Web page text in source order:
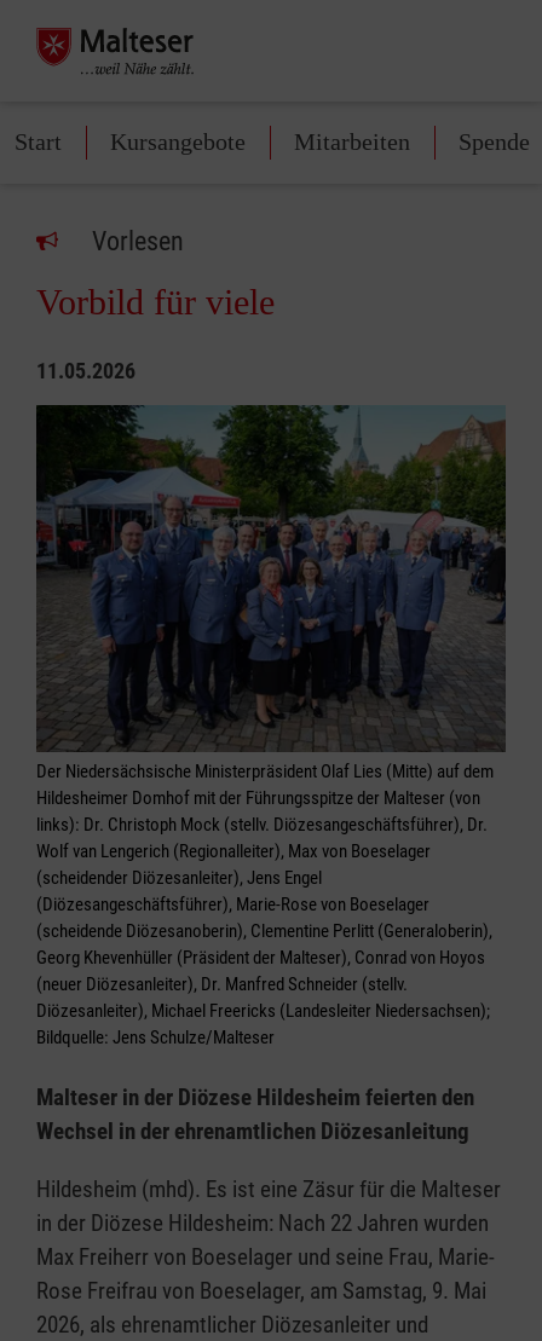
Start Kursangebote Mitarbeiten Spenden
Vorlesen
Vorbild für viele
11.05.2026
Der Niedersächsische Ministerpräsident Olaf Lies (Mitte) auf dem
Hildesheimer Domhof mit der Führungsspitze der Malteser (von
links): Dr. Christoph Mock (stellv. Diözesangeschäftsführer), Dr.
Wolf van Lengerich (Regionalleiter), Max von Boeselager
(scheidender Diözesanleiter), Jens Engel
(Diözesangeschäftsführer), Marie-Rose von Boeselager
(scheidende Diözesanoberin), Clementine Perlitt (Generaloberin),
Georg Khevenhüller (Präsident der Malteser), Conrad von Hoyos
(neuer Diözesanleiter), Dr. Manfred Schneider (stellv.
Diözesanleiter), Michael Freericks (Landesleiter Niedersachsen);
Bildquelle: Jens Schulze/Malteser
Malteser in der Diözese Hildesheim feierten den
Wechsel in der ehrenamtlichen Diözesanleitung
Hildesheim (mhd). Es ist eine Zäsur für die Malteser
in der Diözese Hildesheim: Nach 22 Jahren wurden
Max Freiherr von Boeselager und seine Frau, Marie-
Rose Freifrau von Boeselager, am Samstag, 9. Mai
2026, als ehrenamtlicher Diözesanleiter und